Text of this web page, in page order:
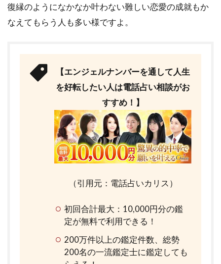
復縁のようになかなか叶わない難しい恋愛の成就もか
なえてもらう人も多い様ですよ。
【エンジェルナンバーを通して人生
を好転したい人は電話占い相談がお
すすめ！】
（引用元：電話占いカリス）
初回合計最大：10,000円分の鑑
定が無料で利用できる！
200万件以上の鑑定件数、総勢
200名の一流鑑定士に鑑定しても